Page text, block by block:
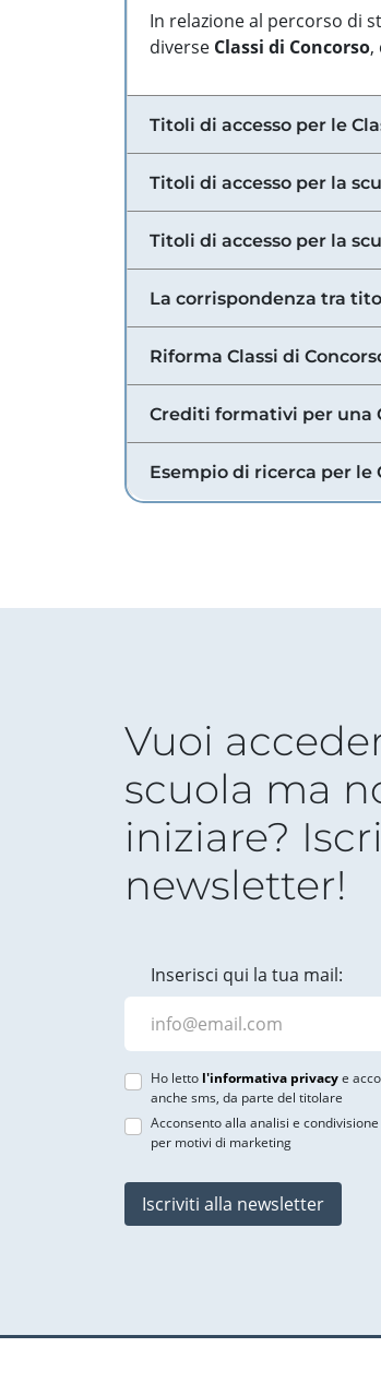
In relazione al percorso di
diverse Classi di Concorso,
Titoli di accesso per le
Titoli di accesso per la
Titoli di accesso per la
La corrispondenza tra
Riforma Classi di
Crediti formativi per una
Esempio di ricerca per le
Vuoi
scuola ma
iniziare?
newsletter!
Inserisci qui la tua mail:
Ho letto l'informativa privacye
anche sms, da parte del titolare
Acconsento alla analisi e
per motivi di marketing
Iscriviti alla newsletter